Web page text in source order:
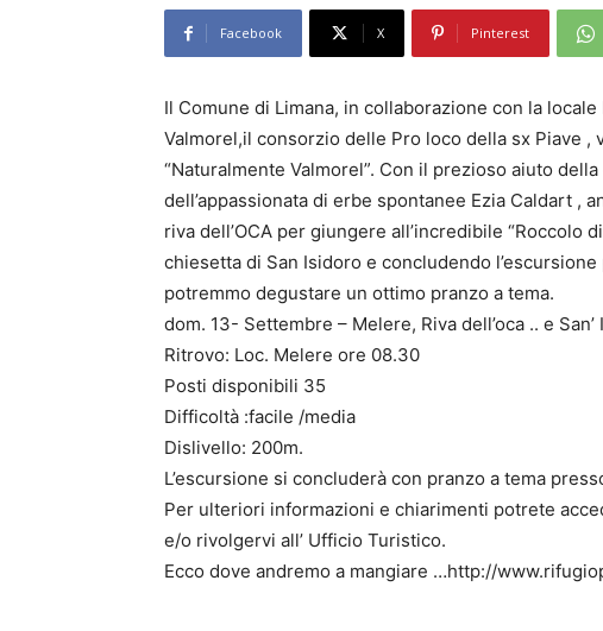
Facebook X Pinterest
Il Comune di Limana, in collaborazione con la
Valmorel,il consorzio delle Pro loco della sx Piave ,
“Naturalmente Valmorel”. Con il prezioso aiuto
dell’appassionata di erbe spontanee Ezia Caldart ,
riva dell’OCA per giungere all’incredibile “Roccolo
chiesetta di San Isidoro e concludendo
potremmo degustare un ottimo pranzo a tema.
dom. 13- Settembre – Melere, Riva dell’oca .. e San’
Ritrovo: Loc. Melere ore 08.30
Posti disponibili 35
Difficoltà :facile /media
Dislivello: 200m.
L’escursione si concluderà con pranzo a tema
Per ulteriori informazioni e chiarimenti potrete
e/o rivolgervi all’ Ufficio Turistico.
Ecco dove andremo a mangiare …http://